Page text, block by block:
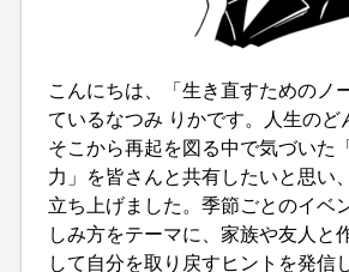
こんにちは、「生き直すためのノ
ているなつみ りかです。人生のど
そこから再起を図る中で気づいた
力」を皆さんと共有したいと思い
立ち上げました。季節ごとのイベ
しみ方をテーマに、家族や友人と
して自分を取り戻すヒントを発信